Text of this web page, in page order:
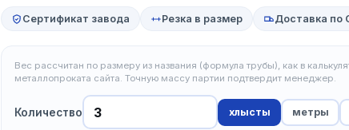
Сертификат завода Резка в размер Доставка по
Вес рассчитан по размеру из названия (формула трубы), как в
металлопроката сайта. Точную массу партии подтвердит менеджер.
Количество хлысты метры